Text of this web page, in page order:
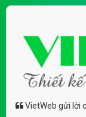
VietWeb gửi lời